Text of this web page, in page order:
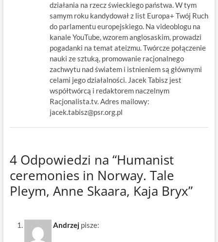
działania na rzecz świeckiego państwa. W tym
samym roku kandydował z list Europa+ Twój Ruch
do parlamentu europejskiego. Na videoblogu na
kanale YouTube, wzorem anglosaskim, prowadzi
pogadanki na temat ateizmu. Twórcze połączenie
nauki ze sztuką, promowanie racjonalnego
zachwytu nad światem i istnieniem są głównymi
celami jego działalności. Jacek Tabisz jest
współtwórcą i redaktorem naczelnym
Racjonalista.tv. Adres mailowy:
jacek.tabisz@psr.org.pl
4 Odpowiedzi na “Humanist
ceremonies in Norway. Tale
Pleym, Anne Skaara, Kaja Bryx”
Andrzej pisze: